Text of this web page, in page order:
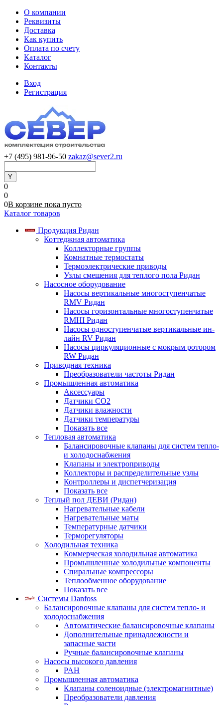
О компании
Реквизиты
Доставка
Как купить
Оплата по счету
Каталог
Контакты
Вход
Регистрация
+7 (495) 981-96-50 zakaz@sever2.ru
0
0
0В корзине пока пусто
Каталог товаров
Продукция Ридан
Коттеджная автоматика
Коллекторные группы
Комнатные термостаты
Термоэлектрические приводы
Узлы смешения для теплого пола Ридан
Насосное оборудование
Насосы вертикальные многоступенчатые
RMV Ридан
Насосы горизонтальные многоступенчатые
RMHI Ридан
Насосы одноступенчатые вертикальные ин-
лайн RV Ридан
Насосы циркуляционные с мокрым ротором
RW Ридан
Приводная техника
Преобразователи частоты Ридан
Промышленная автоматика
Аксессуары
Датчики CO2
Датчики влажности
Датчики температуры
Показать все
Тепловая автоматика
Балансировочные клапаны для систем тепло-
и холодоснабжения
Клапаны и электроприводы
Коллекторы и распределительные узлы
Контроллеры и диспетчеризация
Показать все
Теплый пол ДЕВИ (Ридан)
Нагревательные кабели
Нагревательные маты
Температурные датчики
Терморегуляторы
Холодильная техника
Коммерческая холодильная автоматика
Промышленные холодильные компоненты
Спиральные компрессоры
Теплообменное оборудование
Показать все
Системы Danfoss
Балансировочные клапаны для систем тепло- и
холодоснабжения
Автоматические балансировочные клапаны
Дополнительные принадлежности и
запасные части
Ручные балансировочные клапаны
Насосы высокого давления
PAH
Промышленная автоматика
Клапаны соленоидные (электромагнитные)
Преобразователи давления